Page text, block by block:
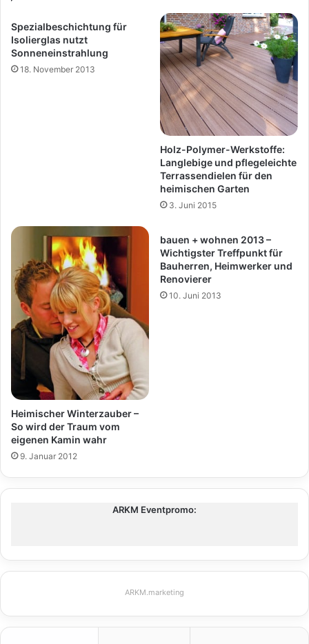
Spezialbeschichtung für
Isolierglas nutzt
Sonneneinstrahlung
18. November 2013
Holz-Polymer-Werkstoffe:
Langlebige und pflegeleichte
Terrassendielen für den
heimischen Garten
3. Juni 2015
Heimischer Winterzauber –
So wird der Traum vom
eigenen Kamin wahr
9. Januar 2012
bauen + wohnen 2013 –
Wichtigster Treffpunkt für
Bauherren, Heimwerker und
Renovierer
10. Juni 2013
ARKM Eventpromo:
ARKM.marketing